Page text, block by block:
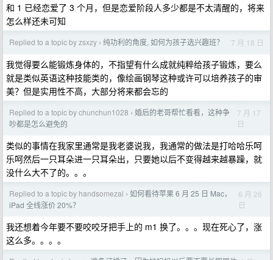
和 1 已经恋爱了 3 个月，但是恋爱阶段人多少都是不太清醒的，将来
怎么样还未可知
Replied to a topic by zsxzy › 纯功利的角度, 如何为孩子选兴趣班？ 7 月 18 日
我觉得要么能锻炼身体的，不指望有什么成就纯粹给孩子锻炼，要么
就是类似英语这种技能类的，像绘画钢琴这种或许可以培养孩子的审
美？但是实用性不高，大部分将来都会忘的
Replied to a topic by chunchun1028 › 婚后的老哥帮忙看看，这种争
吵都是怎么避免的
7 月 17
日
类似的事情在我家里通常是我老婆说我，我通常的做法是打哈哈乐呵
乐呵然后一只耳朵进一只耳朵出，只要她以后不变得越来越暴躁，就
没什么大不了的。。。
Replied to a topic by handsomezai › 如何看待苹果 6 月 25 日 Mac，
iPad 全线涨价 20%？
6 月 26
日
我还想着今年要不要咬咬牙把手上的 m1 换了。。。现在死心了，涨
这么多。。。。